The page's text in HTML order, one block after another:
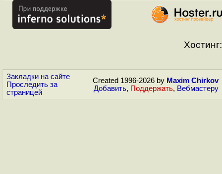
Хостинг:
Закладки на сайте
Проследить за
страницей
Created 1996-2026 by Maxim Chirkov
Добавить, Поддержать, Вебмастеру